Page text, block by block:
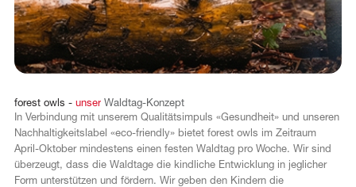
forest owls - unser Waldtag-Konzept
In Verbindung mit unserem Qualitätsimpuls «Gesundheit» und unseren
Nachhaltigkeitslabel «eco-friendly» bietet forest owls im Zeitraum
April-Oktober mindestens einen festen Waldtag pro Woche. Wir sind
überzeugt, dass die Waldtage die kindliche Entwicklung in jeglicher
Form unterstützen und fördern. Wir geben den Kindern die